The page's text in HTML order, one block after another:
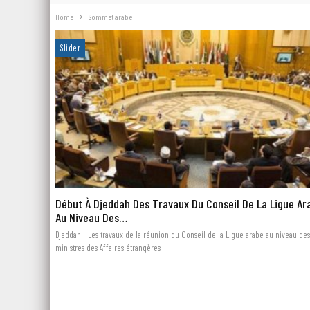
Home Sommet arabe
Slider
Début À Djeddah Des Travaux Du Conseil De La Ligue
Au Niveau Des…
Djeddah - Les travaux de la réunion du Conseil de la Ligue arabe au niveau des
ministres des Affaires étrangères…